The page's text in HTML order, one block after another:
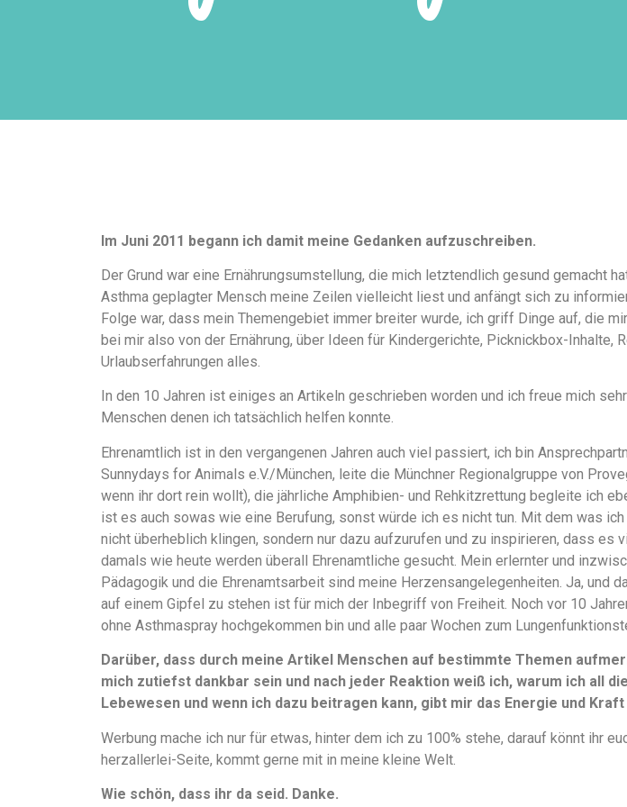
Im Juni 2011 begann ich damit meine Gedanken aufzuschreiben.
Der Grund war eine Ernährungsumstellung, die mich letztendlich gesund gemacht
Asthma geplagter Mensch meine Zeilen vielleicht liest und anfängt sich zu
Folge war, dass mein Themengebiet immer breiter wurde, ich griff Dinge auf, die
bei mir also von der Ernährung, über Ideen für Kindergerichte, Picknickbox-Inhalte,
Urlaubserfahrungen alles.
In den 10 Jahren ist einiges an Artikeln geschrieben worden und ich freue mich
Menschen denen ich tatsächlich helfen konnte.
Ehrenamtlich ist in den vergangenen Jahren auch viel passiert, ich bin
Sunnydays for Animals e.V./München, leite die Münchner Regionalgruppe von
wenn ihr dort rein wollt), die jährliche Amphibien- und Rehkitzrettung begleite ich
ist es auch sowas wie eine Berufung, sonst würde ich es nicht tun. Mit dem was
nicht überheblich klingen, sondern nur dazu aufzurufen und zu inspirieren, dass
damals wie heute werden überall Ehrenamtliche gesucht. Mein erlernter und
Pädagogik und die Ehrenamtsarbeit sind meine Herzensangelegenheiten. Ja, und
auf einem Gipfel zu stehen ist für mich der Inbegriff von Freiheit. Noch vor 10
ohne Asthmaspray hochgekommen bin und alle paar Wochen zum
Darüber, dass durch meine Artikel Menschen auf bestimmte Themen
mich zutiefst dankbar sein und nach jeder Reaktion weiß ich, warum ich all
Lebewesen und wenn ich dazu beitragen kann, gibt mir das Energie und
Werbung mache ich nur für etwas, hinter dem ich zu 100% stehe, darauf könnt ihr
herzallerlei-Seite, kommt gerne mit in meine kleine Welt.
Wie schön, dass ihr da seid. Danke.